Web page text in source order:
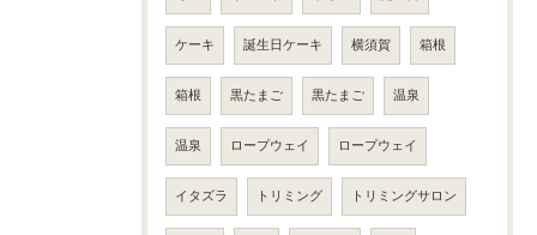
ケーキ 誕生日ケーキ 横須賀 箱根
箱根 黒たまご 黒たまご 温泉
温泉 ロープウェイ ロープウェイ
イタズラ トリミング トリミングサロン